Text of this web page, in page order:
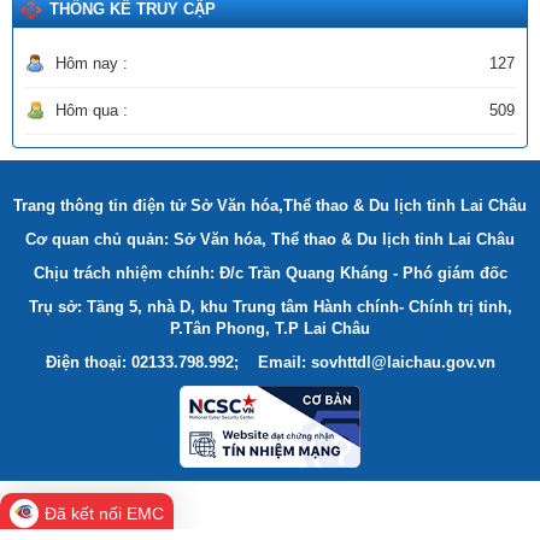
THỐNG KÊ TRUY CẬP
Hôm nay : 127
Hôm qua : 509
Trang thông tin điện tử Sở Văn hóa,Thể thao & Du lịch tỉnh Lai Châu
Cơ quan chủ quản: Sở Văn hóa, Thể thao & Du lịch tỉnh Lai Châu
Chịu trách nhiệm chính: Đ/c Trần Quang Kháng - Phó giám đốc
Trụ sở: Tầng 5, nhà D, khu Trung tâm Hành chính- Chính trị tỉnh,
P.Tân Phong, T.P Lai Châu
Điện thoại: 02133.798.992; Email: sovhttdl@laichau.gov.vn
Đã kết nối EMC